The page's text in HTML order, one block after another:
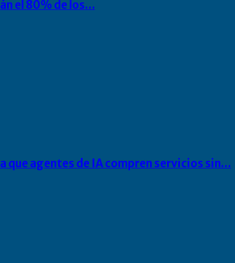
el 80% de los…
agentes de IA compren servicios sin…